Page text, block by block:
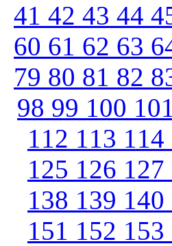
41 42 43 44
60 61 62 63
79 80 81 82
98 99 100 101
112 113 114
125 126 127
138 139 140
151 152 153